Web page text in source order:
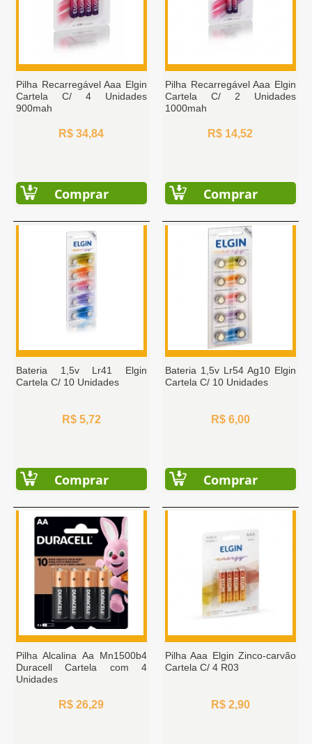
Pilha Recarregável Aaa Elgin
Cartela C/ 4 Unidades
900mah
R$ 34,84
Comprar
Pilha Recarregável Aaa Elgin
Cartela C/ 2 Unidades
1000mah
R$ 14,52
Comprar
Bateria 1,5v Lr41 Elgin
Cartela C/ 10 Unidades
R$ 5,72
Comprar
Bateria 1,5v Lr54 Ag10 Elgin
Cartela C/ 10 Unidades
R$ 6,00
Comprar
Pilha Alcalina Aa Mn1500b4
Duracell Cartela com 4
Unidades
R$ 26,29
Pilha Aaa Elgin Zinco-carvão
Cartela C/ 4 R03
R$ 2,90